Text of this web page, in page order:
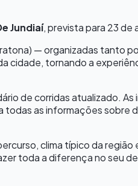
Jundiaí, prevista para 23 de
— organizadas tanto
tornando a
de corridas atualizado. As
as informações sobre
clima típico da
toda a diferença no seu